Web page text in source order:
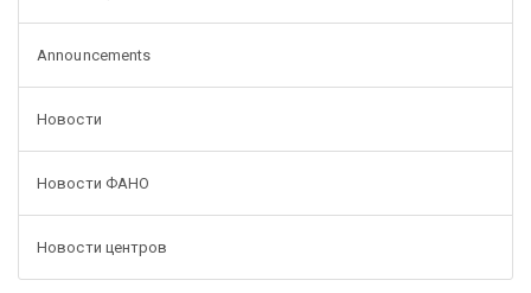
Announcements
Новости
Новости ФАНО
Новости центров